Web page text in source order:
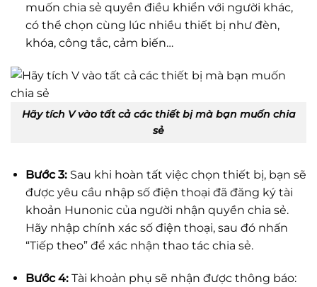
muốn chia sẻ quyền điều khiển với người khác,
có thể chọn cùng lúc nhiều thiết bị như đèn,
khóa, công tắc, cảm biến…
Hãy tích V vào tất cả các thiết bị mà bạn muốn chia
sẻ
Bước 3:Sau khi hoàn tất việc chọn thiết bị, bạn sẽ
được yêu cầu nhập số điện thoại đã đăng ký tài
khoản Hunonic của người nhận quyền chia sẻ.
Hãy nhập chính xác số điện thoại, sau đó nhấn
“Tiếp theo” để xác nhận thao tác chia sẻ.
Bước 4:Tài khoản phụ sẽ nhận được thông báo: